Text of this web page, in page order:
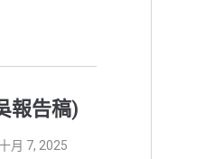
報告稿)
月 7, 2025